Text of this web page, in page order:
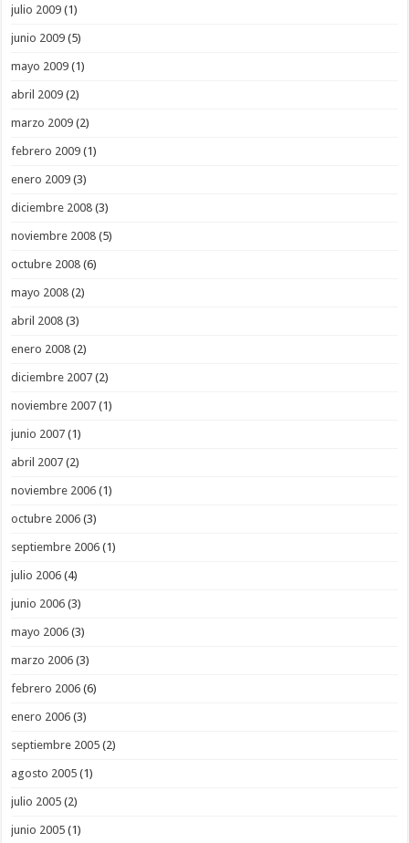
julio 2009 (1)
junio 2009 (5)
mayo 2009 (1)
abril 2009 (2)
marzo 2009 (2)
febrero 2009 (1)
enero 2009 (3)
diciembre 2008 (3)
noviembre 2008 (5)
octubre 2008 (6)
mayo 2008 (2)
abril 2008 (3)
enero 2008 (2)
diciembre 2007 (2)
noviembre 2007 (1)
junio 2007 (1)
abril 2007 (2)
noviembre 2006 (1)
octubre 2006 (3)
septiembre 2006 (1)
julio 2006 (4)
junio 2006 (3)
mayo 2006 (3)
marzo 2006 (3)
febrero 2006 (6)
enero 2006 (3)
septiembre 2005 (2)
agosto 2005 (1)
julio 2005 (2)
junio 2005 (1)